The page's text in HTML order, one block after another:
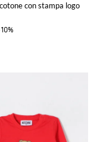
con stampa logo